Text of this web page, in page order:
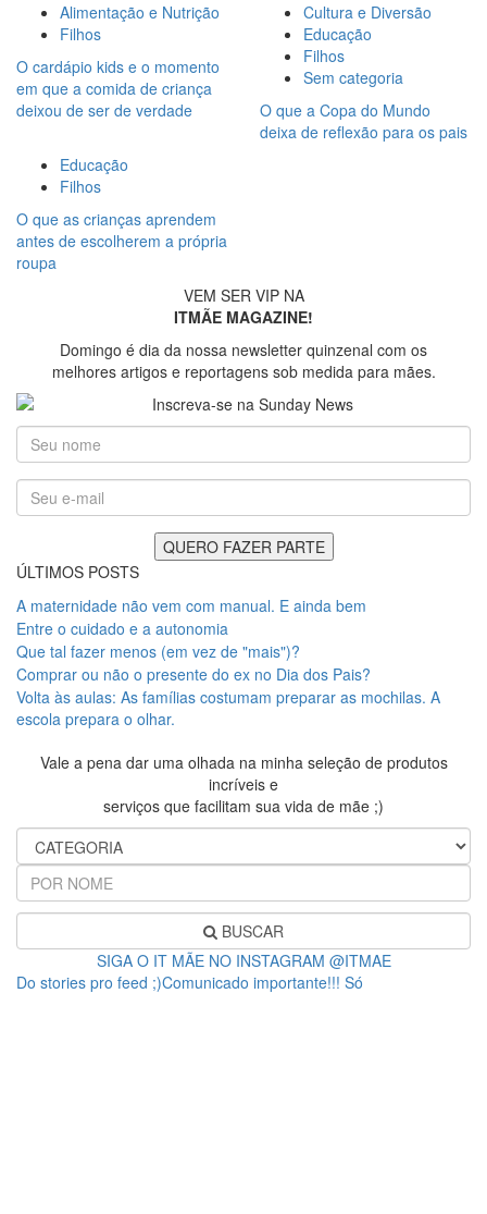
Alimentação e Nutrição
Filhos
O cardápio kids e o momento
em que a comida de criança
deixou de ser de verdade
Cultura e Diversão
Educação
Filhos
Sem categoria
O que a Copa do Mundo
deixa de reflexão para os pais
Educação
Filhos
O que as crianças aprendem
antes de escolherem a própria
roupa
VEM SER VIP NA
ITMÃE MAGAZINE!
Domingo é dia da nossa newsletter quinzenal com os
melhores artigos e reportagens sob medida para mães.
ÚLTIMOS POSTS
A maternidade não vem com manual. E ainda bem
Entre o cuidado e a autonomia
Que tal fazer menos (em vez de "mais")?
Comprar ou não o presente do ex no Dia dos Pais?
Volta às aulas: As famílias costumam preparar as mochilas. A
escola prepara o olhar.
Vale a pena dar uma olhada na minha seleção de produtos
incríveis e
serviços que facilitam sua vida de mãe ;)
BUSCAR
SIGA O IT MÃE NO INSTAGRAM @ITMAE
Do stories pro feed ;)Comunicado importante!!! Só